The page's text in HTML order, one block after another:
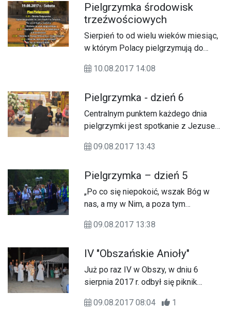
szczególny? Bo po połowie mało kto
chce zawracać. Jest to czas
dziękczynienia za to, że Pan Bóg dał
siły na przejście już tylu kilometrów, a
zarazem prośba o kolejne łaski.
Pielgrzymka środowisk
trzeźwościowych
Sierpień to od wielu wieków miesiąc,
w którym Polacy pielgrzymują do
miesiąc trzeźwości. To dlatego już po
Piesza Zamojska Pielgrzymka
Środowisk Trzeźwościowych do
Sanktuarium Matki Bożej w
10.08.2017 14:08
Pielgrzymka - dzień 6
Centralnym punktem każdego dnia
pielgrzymki jest spotkanie z Jezusem
chcemy rozpoczynać każdy dzień, i
Góry.
09.08.2017 13:43
Pielgrzymka – dzień 5
„Po co się niepokoić, wszak Bóg w
nas, a my w Nim, a poza tym
św. Brat Albert. Myśli tegoż świętego
pielgrzymki.
09.08.2017 13:38
IV "Obszańskie Anioły"
Już po raz IV w Obszy, w dniu 6
sierpnia 2017 r. odbył się piknik
09.08.2017 08:04
1